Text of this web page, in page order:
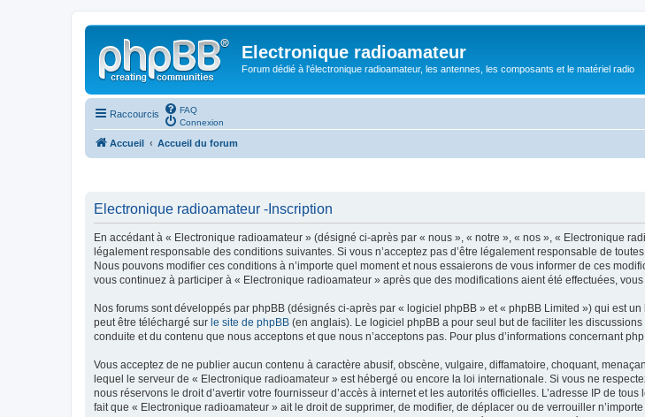
Electronique radioamateur
Forum dédié à l'électronique radioamateur, les antennes, les composants et le matériel radio
Raccourcis
FAQ
Connexion
Accueil Accueil du forum
Electronique radioamateur -Inscription
En accédant à « Electronique radioamateur » (désigné ci-après par « nous », « notre », « nos », « Electronique
légalement responsable des conditions suivantes. Si vous n’acceptez pas d’être légalement responsable de
Nous pouvons modifier ces conditions à n’importe quel moment et nous essaierons de vous informer de ces
vous continuez à participer à « Electronique radioamateur » après que des modifications aient été effectuées,
Nos forums sont développés par phpBB (désignés ci-après par « logiciel phpBB » et « phpBB Limited ») qui est
peut être téléchargé sur le site de phpBB (en anglais). Le logiciel phpBB a pour seul but de faciliter les
conduite et du contenu que nous acceptons et que nous n’acceptons pas. Pour plus d’informations concernant
Vous acceptez de ne publier aucun contenu à caractère abusif, obscène, vulgaire, diffamatoire, choquant,
lequel le serveur de « Electronique radioamateur » est hébergé ou encore la loi internationale. Si vous ne
nous réservons le droit d’avertir votre fournisseur d’accès à internet et les autorités officielles. L’adresse IP de
fait que « Electronique radioamateur » ait le droit de supprimer, de modifier, de déplacer ou de verrouiller